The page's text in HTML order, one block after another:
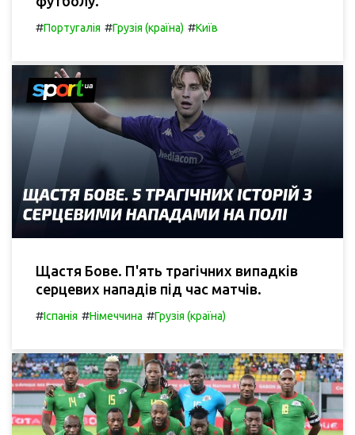
#Португалія #Грузія (країна) #Київ
Щастя Бове. П'ять трагічних випадків
серцевих нападів під час матчів.
#Іспанія #Німеччина #Грузія (країна)